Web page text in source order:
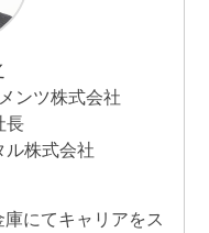
ンツ株式会社
長
ル株式会社
にてキャリアをス